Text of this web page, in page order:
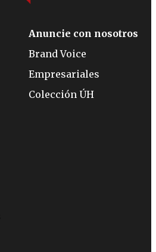
Anuncie con nosotros
Brand Voice
Empresariales
Colección ÚH